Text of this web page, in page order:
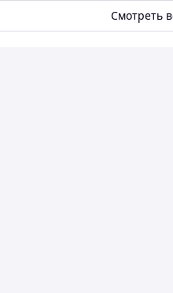
Смотреть